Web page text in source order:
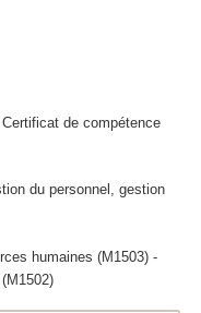
Certificat de compétence
du personnel, gestion
humaines (M1503) -